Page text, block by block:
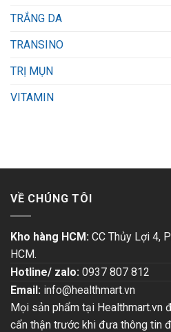
TRẮNG DA
TRANSINO
TRỊ MỤN
VITAMIN
VỀ CHÚNG TÔI
Kho hàng HCM: CC Thủy Lợi 4,
HCM.
Hotline/ zalo: 0937 807 812
Email: info@healthmart.vn
Mọi sản phẩm tại Healthmart.vn
cẩn thận trước khi đưa thông tin